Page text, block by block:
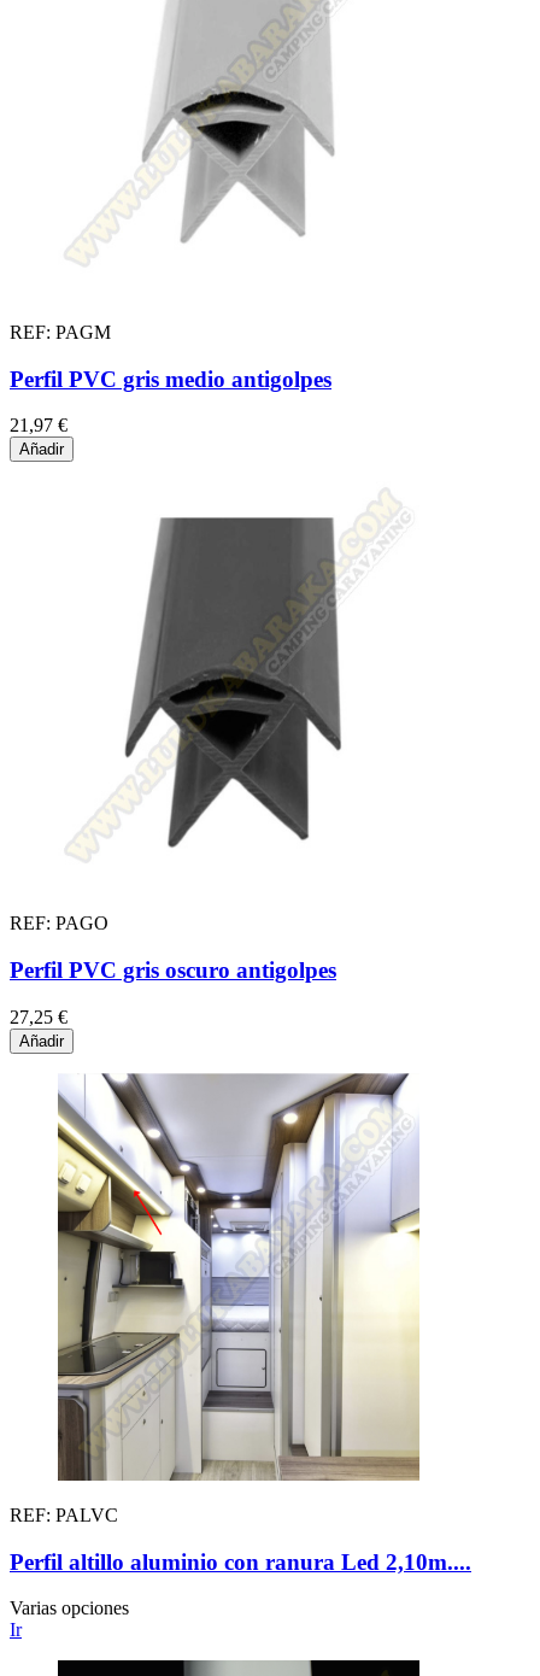
REF: PAGM
Perfil PVC gris medio antigolpes
21,97 €
Añadir
REF: PAGO
Perfil PVC gris oscuro antigolpes
27,25 €
Añadir
REF: PALVC
Perfil altillo aluminio con ranura Led 2,10m....
Varias opciones
Ir